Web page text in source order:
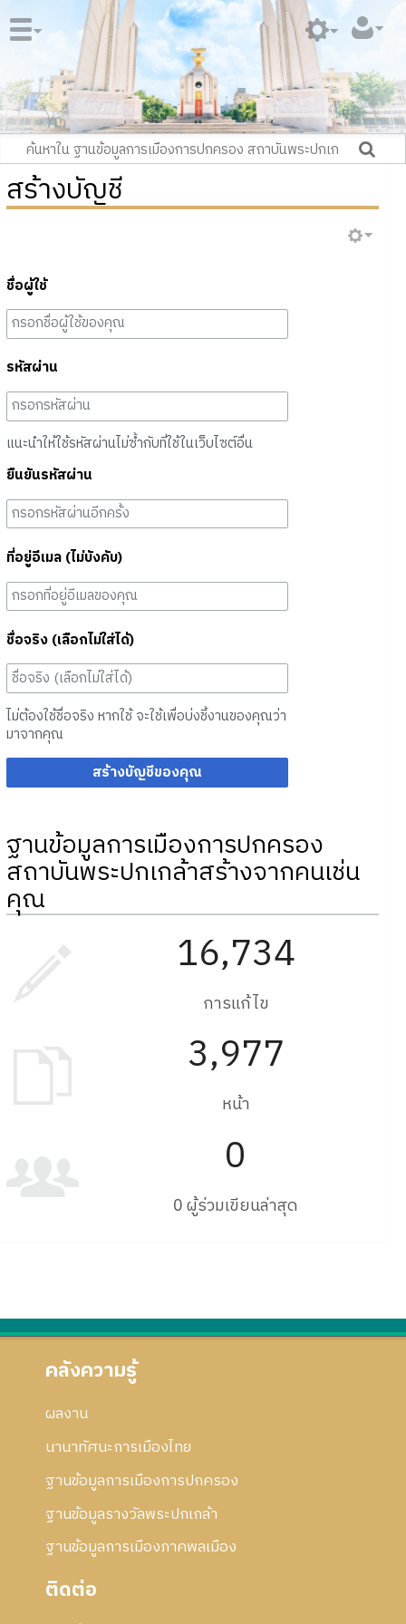
สร้างบัญชี
ชื่อผู้ใช้
รหัสผ่าน
แนะนำให้ใช้รหัสผ่านไม่ซ้ำกับที่ใช้ในเว็บไซต์อื่น
ยืนยันรหัสผ่าน
ที่อยู่อีเมล (ไม่บังคับ)
ชื่อจริง (เลือกไม่ใส่ได้)
ไม่ต้องใช้ชื่อจริง หากใช้ จะใช้เพื่อบ่งชี้งานของคุณว่า
มาจากคุณ
สร้างบัญชีของคุณ
ฐานข้อมูลการเมืองการปกครอง
สถาบันพระปกเกล้าสร้างจากคนเช่น
คุณ
16,734
การแก้ไข
3,977
หน้า
0
0 ผู้ร่วมเขียนล่าสุด
คลังความรู้
ผลงาน
นานาทัศนะการเมืองไทย
ฐานข้อมูลการเมืองการปกครอง
ฐานข้อมูลรางวัลพระปกเกล้า
ฐานข้อมูลการเมืองภาคพลเมือง
ติดต่อ